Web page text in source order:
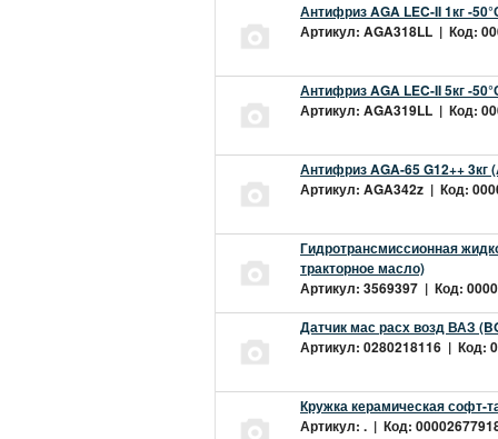
Антифриз AGA LEC-II 1кг -
Артикул: AGA318LL | Код:
Антифриз AGA LEC-II 5кг -
Артикул: AGA319LL | Код:
Антифриз AGA-65 G12++ 3кг
Артикул: AGA342z | Код:
Гидротрансмиссионная
тракторное масло)
Артикул: 3569397 | Код:
Датчик мас расх возд ВАЗ
Артикул: 0280218116 | Код:
Кружка керамическая софт-
Артикул: . | Код: